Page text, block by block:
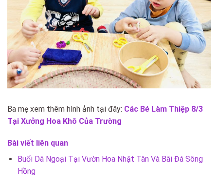
Ba mẹ xem thêm hình ảnh tại đây: Các Bé Làm Thiệp 8/3
Tại Xưởng Hoa Khô Của Trường
Bài viết liên quan
Buổi Dã Ngoại Tại Vườn Hoa Nhật Tân Và Bãi Đá Sông
Hồng